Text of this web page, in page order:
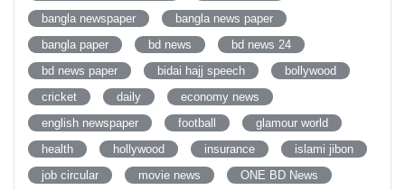
bangla newspaper
bangla news paper
bangla paper
bd news
bd news 24
bd news paper
bidai hajj speech
bollywood
cricket
daily
economy news
english newspaper
football
glamour world
health
hollywood insurance
islami jibon
job circular
movie news
ONE BD News